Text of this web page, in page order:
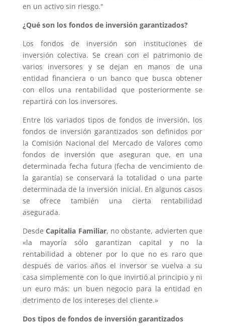
en un activo sin riesgo."
¿Qué son los fondos de inversión garantizados?
Los fondos de inversión son instituciones de
inversión colectiva. Se crean con el patrimonio de
varios inversores y se dejan en manos de una
entidad financiera o un banco que busca obtener
con ellos una rentabilidad que posteriormente se
repartirá con los inversores.
Entre los variados tipos de fondos de inversión, los
fondos de inversión garantizados son definidos por
la Comisión Nacional del Mercado de Valores como
fondos de inversión que aseguran que, en una
determinada fecha futura (fecha de vencimiento de
la garantía) se conservará la totalidad o una parte
determinada de la inversión inicial. En algunos casos
se ofrece también una cierta rentabilidad
asegurada.
DesdeCapitalia Familiar, no obstante, advierten que
«la mayoría sólo garantizan capital y no la
rentabilidad a obtener por lo que no es raro que
después de varios años el inversor se vuelva a su
casa simplemente con lo que invirtió al principio y ni
un euro más: un buen negocio para la entidad en
detrimento de los intereses del cliente.»
Dos tipos de fondos de inversión garantizados